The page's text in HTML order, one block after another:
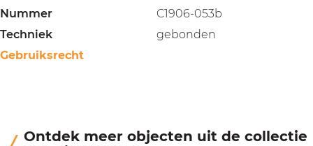
Nummer
C1906-053b
Techniek
gebonden
Gebruiksrecht
Ontdek meer objecten uit de collectie